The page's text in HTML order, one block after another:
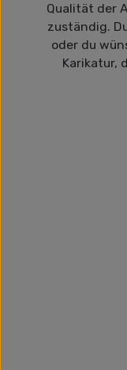
Qualität der
zuständig.
oder du
Karikatur,